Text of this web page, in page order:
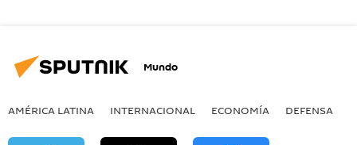
Mundo
AMÉRICA LATINA INTERNACIONAL ECONOMÍA DEFENSA